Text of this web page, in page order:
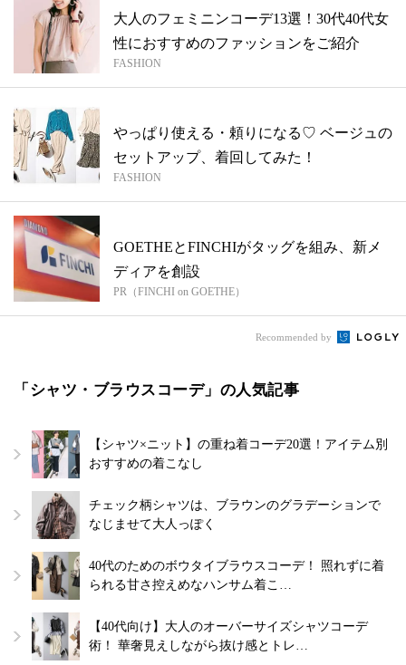
大人のフェミニンコーデ13選！30代40代女
性におすすめのファッションをご紹介
FASHION
やっぱり使える・頼りになる♡ ベージュの
セットアップ、着回してみた！
FASHION
GOETHEとFINCHIがタッグを組み、新メ
ディアを創設
PR（FINCHI on GOETHE）
Recommended by
「シャツ・ブラウスコーデ」の人気記事
【シャツ×ニット】の重ね着コーデ20選！アイテム別
おすすめの着こなし
チェック柄シャツは、ブラウンのグラデーションで
なじませて大人っぽく
40代のためのボウタイブラウスコーデ！ 照れずに着
られる甘さ控えめなハンサム着こ…
【40代向け】大人のオーバーサイズシャツコーデ
術！ 華奢見えしながら抜け感とトレ…